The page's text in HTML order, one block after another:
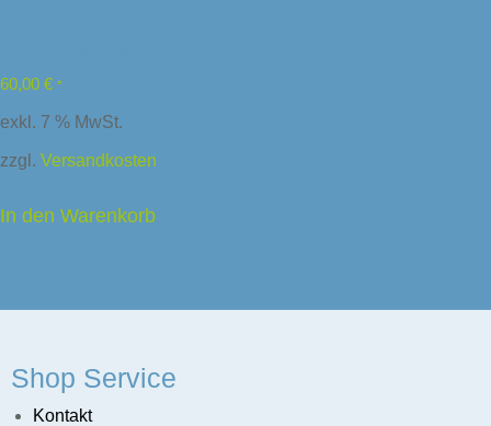
60,00 € *
exkl. 7 % MwSt.
zzgl. Versandkosten
In den Warenkorb
Shop Service
Kontakt